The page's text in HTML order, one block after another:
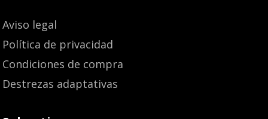
Aviso legal
Política de privacidad
Condiciones de compra
Destrezas adaptativas